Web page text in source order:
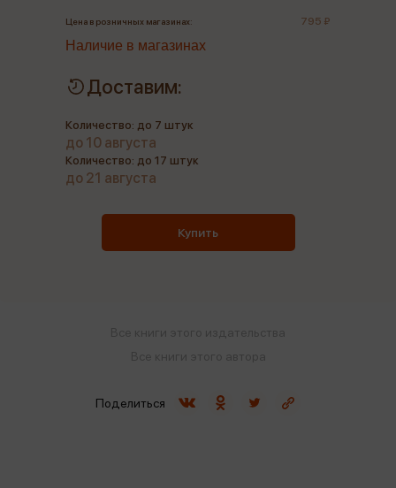
Цена в розничных магазинах: 795 ₽
Наличие в магазинах
Доставим:
Количество: до 7 штук
до 10 августа
Количество: до 17 штук
до 21 августа
Купить
Поделиться